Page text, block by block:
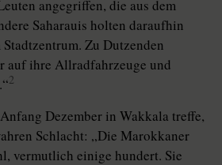
angegriffen, die aus dem
Saharauis holten daraufhin
Zu Dutzenden
auf ihre Allradfahrzeuge und
2
Dezember in Wakkala treffe,
Schlacht: „Die Marokkaner
vermutlich einige hundert. Sie